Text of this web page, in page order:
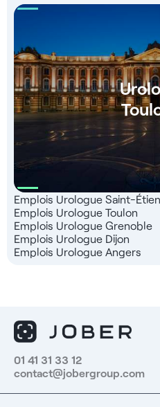
Emplois Urologue Saint-
Emplois Urologue Toulon
Emplois Urologue Grenoble
Emplois Urologue Dijon
Emplois Urologue Angers
01 41 31 33 12
contact@jobergroup.com